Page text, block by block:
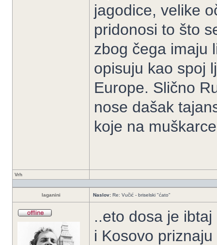
jagodice, velike
pridonosi to što
zbog čega imaju
opisuju kao spoj
Europe. Slično
nose dašak
koje na
Vrh
laganini Naslov: Re: Vučić - briselski "ćato"
..eto dosa je
i Kosovo